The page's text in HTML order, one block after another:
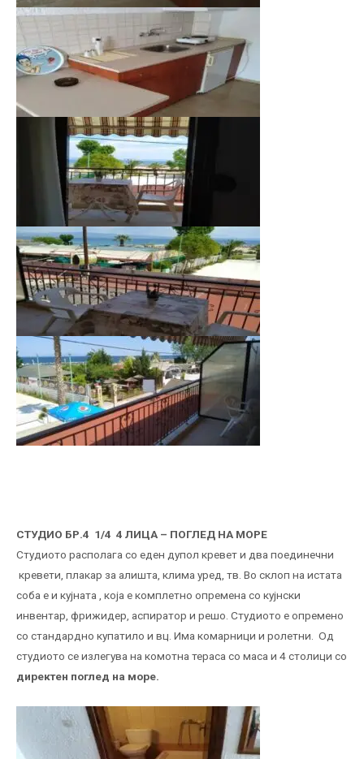
СТУДИО БР.4 1/4 4 ЛИЦА – ПОГЛЕД НА МОРЕ
Студиото располага со еден дупол кревет и два поединечни
кревети, плакар за алишта, клима уред, тв. Во склоп на истата
соба е и кујната , која е комплетно опремена со кујнски
инвентар, фрижидер, аспиратор и решо. Студиото е опремено
со стандардно купатило и вц. Има комарници и ролетни. Од
студиото се излегува на комотна тераса со маса и 4 столици со
директен поглед на море.